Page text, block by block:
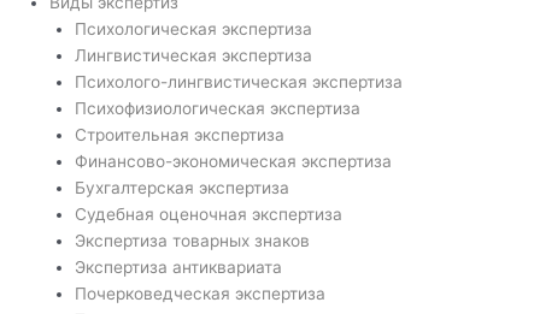
Психологическая экспертиза
Лингвистическая экспертиза
Психолого-лингвистическая экспертиза
Психофизиологическая экспертиза
Строительная экспертиза
Финансово-экономическая экспертиза
Бухгалтерская экспертиза
Судебная оценочная экспертиза
Экспертиза товарных знаков
Экспертиза антиквариата
Почерковедческая экспертиза